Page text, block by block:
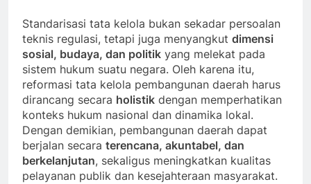
Standarisasi tata kelola bukan sekadar persoalan
teknis regulasi, tetapi juga menyangkut dimensi
sosial, budaya, dan politik yang melekat pada
sistem hukum suatu negara. Oleh karena itu,
reformasi tata kelola pembangunan daerah harus
dirancang secara holistik dengan memperhatikan
konteks hukum nasional dan dinamika lokal.
Dengan demikian, pembangunan daerah dapat
berjalan secara terencana, akuntabel, dan
berkelanjutan, sekaligus meningkatkan kualitas
pelayanan publik dan kesejahteraan masyarakat.